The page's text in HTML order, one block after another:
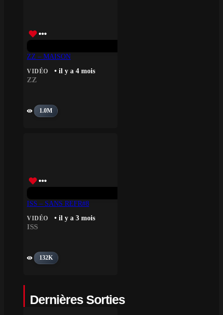
ZZ – MAISON
VIDÉO • il y a 4 mois
ZZ
1.0M
ISS – SANS REFR#8
VIDÉO • il y a 3 mois
ISS
132K
Dernières Sorties